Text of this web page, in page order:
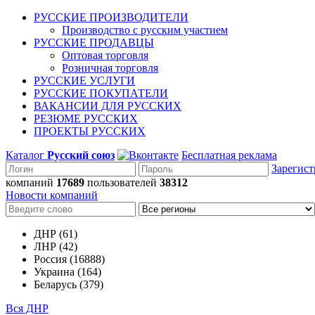
РУССКИЕ ПРОИЗВОДИТЕЛИ
Производство с русским участием
РУССКИЕ ПРОДАВЦЫ
Оптовая торговля
Розничная торговля
РУССКИЕ УСЛУГИ
РУССКИЕ ПОКУПАТЕЛИ
ВАКАНСИИ ДЛЯ РУССКИХ
РЕЗЮМЕ РУССКИХ
ПРОЕКТЫ РУССКИХ
Каталог Русский союз
Бесплатная реклама
компаний 17689 пользователей 38312
Новости компаний
ДНР (61)
ЛНР (42)
Россия (16888)
Украина (164)
Беларусь (379)
Вся ДНР